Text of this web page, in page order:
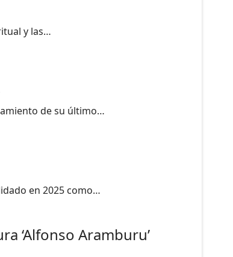
y las…
de su último…
en 2025 como…
‘Alfonso Aramburu’